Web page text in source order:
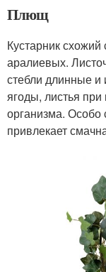
Плющ
Кустарник
аралиевых.
стебли длинные и
ягоды, листья при
организма.
привлекает